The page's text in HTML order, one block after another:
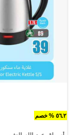
٥٦.٢ % خصم